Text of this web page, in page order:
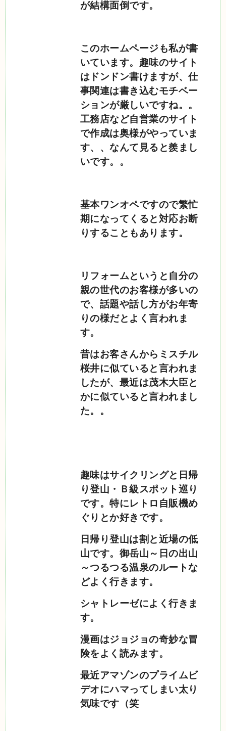
が結構面倒です。
このホームページも私が書
いています。趣味のサイト
はドンドン書けますが、仕
事関連は書き込むモチベー
ションが厳しいですね。。
工務店など自営業のサイト
で作成は奥様がやっていま
す、、なんて見ると羨まし
いです。。
基本ワンオペですので繁忙
期になってくると対応お断
りすることもあります。
リフォームというと自分の
親の世代のお客様が多いの
で、話題や話し方がお年寄
りの様だとよく言われま
す。
昔はお客さんからミスチル
桜井に似ていると言われま
したが、最近は茂木大臣と
かに似ていると言われまし
た。。
趣味はサイクリングと日帰
り登山・Ｂ級スポット巡り
です。特にレトロ自販機め
ぐりとか好きです。
日帰り登山は割と近場の低
山です。御岳山～日の出山
～つるつる温泉のルートな
どよく行きます。
シャトレーゼによく行きま
す。
漫画はジョジョの奇妙な冒
険をよく読みます。
最近アマゾンのプライムビ
デオにハマってしまい太り
気味です（笑